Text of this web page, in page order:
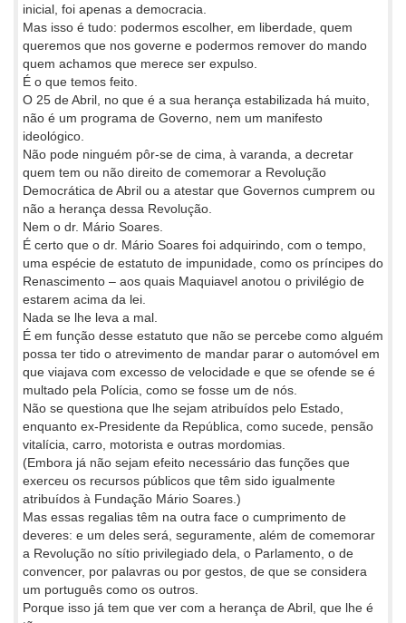
inicial, foi apenas a democracia.
Mas isso é tudo: podermos escolher, em liberdade, quem
queremos que nos governe e podermos remover do mando
quem achamos que merece ser expulso.
É o que temos feito.
O 25 de Abril, no que é a sua herança estabilizada há muito,
não é um programa de Governo, nem um manifesto
ideológico.
Não pode ninguém pôr-se de cima, à varanda, a decretar
quem tem ou não direito de comemorar a Revolução
Democrática de Abril ou a atestar que Governos cumprem ou
não a herança dessa Revolução.
Nem o dr. Mário Soares.
É certo que o dr. Mário Soares foi adquirindo, com o tempo,
uma espécie de estatuto de impunidade, como os príncipes do
Renascimento – aos quais Maquiavel anotou o privilégio de
estarem acima da lei.
Nada se lhe leva a mal.
É em função desse estatuto que não se percebe como alguém
possa ter tido o atrevimento de mandar parar o automóvel em
que viajava com excesso de velocidade e que se ofende se é
multado pela Polícia, como se fosse um de nós.
Não se questiona que lhe sejam atribuídos pelo Estado,
enquanto ex-Presidente da República, como sucede, pensão
vitalícia, carro, motorista e outras mordomias.
(Embora já não sejam efeito necessário das funções que
exerceu os recursos públicos que têm sido igualmente
atribuídos à Fundação Mário Soares.)
Mas essas regalias têm na outra face o cumprimento de
deveres: e um deles será, seguramente, além de comemorar
a Revolução no sítio privilegiado dela, o Parlamento, o de
convencer, por palavras ou por gestos, de que se considera
um português como os outros.
Porque isso já tem que ver com a herança de Abril, que lhe é